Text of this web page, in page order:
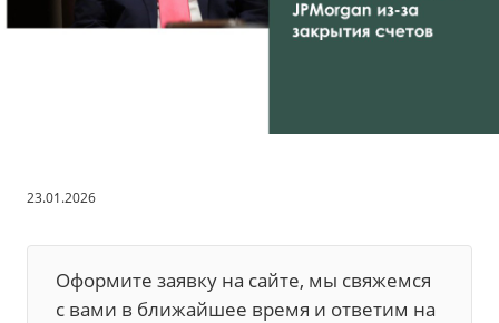
23.01.2026
Оформите заявку на сайте, мы свяжемся
с вами в ближайшее время и ответим на